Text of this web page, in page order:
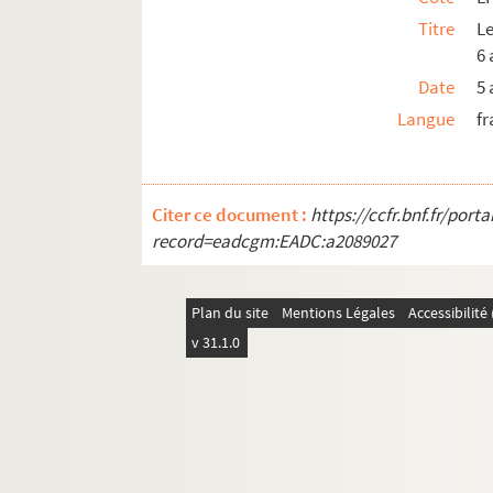
LF28. Galerie de portraits d'artistes lyriques
Titre
6
Date
5
Langue
Citer ce document : https://ccfr.bnf.fr/
record=eadcgm:EADC:a2089027
Plan du site Mentions Légales
v 31.1.0